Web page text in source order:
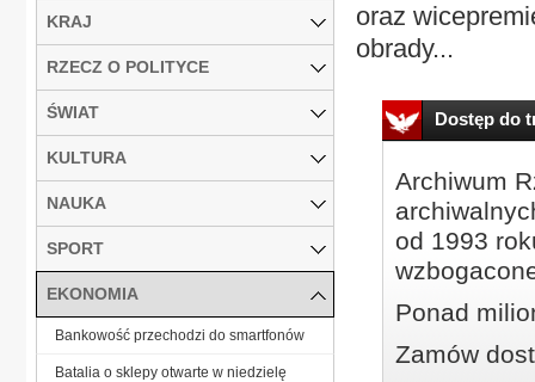
oraz
obrady...
Dostęp do
Archiwum
od 1993
Ponad
Zamów
KRAJ
RZECZ O POLITYCE
ŚWIAT
KULTURA
NAUKA
SPORT
EKONOMIA
Bankowość przechodzi do smartfonów
Batalia o sklepy otwarte w niedzielę